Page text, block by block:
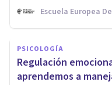
Escuela Europea
PSICOLOGÍA
Regulación
aprendemos a